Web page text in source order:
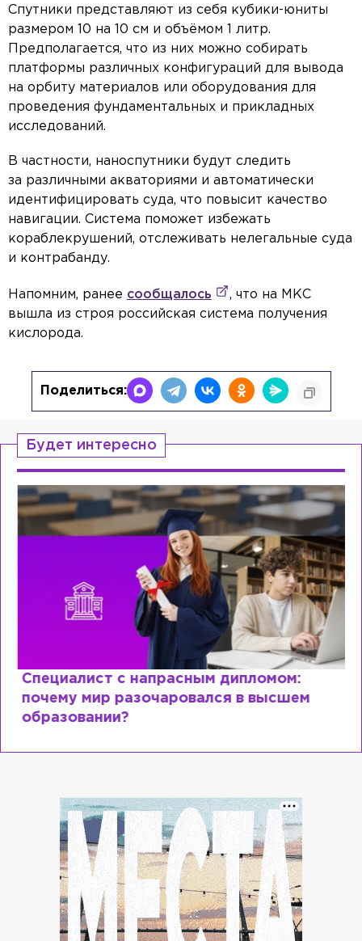
Спутники представляют из себя кубики-юниты
размером 10 на 10 см и объёмом 1 литр.
Предполагается, что из них можно собирать
платформы различных конфигураций для вывода
на орбиту материалов или оборудования для
проведения фундаментальных и прикладных
исследований.
В частности, наноспутники будут следить
за различными акваториями и автоматически
идентифицировать суда, что повысит качество
навигации. Система поможет избежать
кораблекрушений, отслеживать нелегальные суда
и контрабанду.
Напомним, ранее сообщалось
, что на МКС
вышла из строя российская система получения
кислорода.
Поделиться:
Будет интересно
Специалист с напрасным дипломом:
почему мир разочаровался в высшем
образовании?